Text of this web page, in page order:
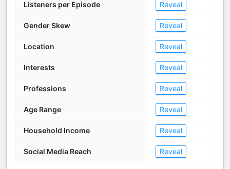
Listeners per Episode Reveal
Gender Skew Reveal
Location Reveal
Interests Reveal
Professions Reveal
Age Range Reveal
Household Income Reveal
Social Media Reach Reveal